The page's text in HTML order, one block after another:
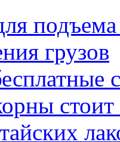
грузов
стоит